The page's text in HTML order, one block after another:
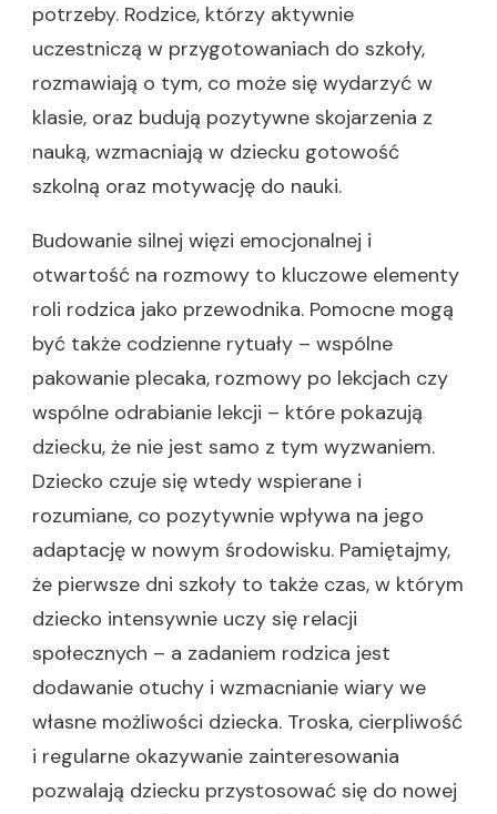
potrzeby. Rodzice, którzy aktywnie
uczestniczą w przygotowaniach do szkoły,
rozmawiają o tym, co może się wydarzyć w
klasie, oraz budują pozytywne skojarzenia z
nauką, wzmacniają w dziecku gotowość
szkolną oraz motywację do nauki.
Budowanie silnej więzi emocjonalnej i
otwartość na rozmowy to kluczowe elementy
roli rodzica jako przewodnika. Pomocne mogą
być także codzienne rytuały – wspólne
pakowanie plecaka, rozmowy po lekcjach czy
wspólne odrabianie lekcji – które pokazują
dziecku, że nie jest samo z tym wyzwaniem.
Dziecko czuje się wtedy wspierane i
rozumiane, co pozytywnie wpływa na jego
adaptację w nowym środowisku. Pamiętajmy,
że pierwsze dni szkoły to także czas, w którym
dziecko intensywnie uczy się relacji
społecznych – a zadaniem rodzica jest
dodawanie otuchy i wzmacnianie wiary we
własne możliwości dziecka. Troska, cierpliwość
i regularne okazywanie zainteresowania
pozwalają dziecku przystosować się do nowej